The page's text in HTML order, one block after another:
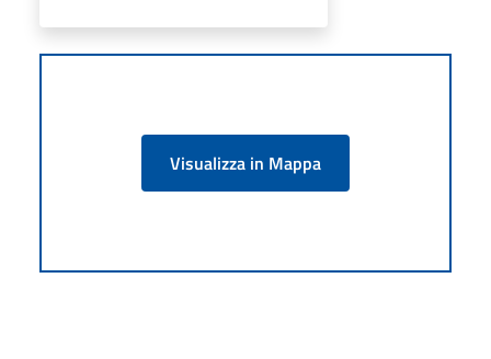
Visualizza in Mappa